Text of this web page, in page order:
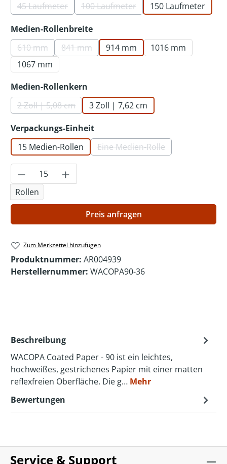
45 Laufmeter(Diese Option ist zurzeit nicht verfügbar.)
100 Laufmeter(Diese Option ist zurzeit nicht
150 Laufmeter
Medien-Rollenbreiteauswählen
610 mm(Diese Option ist zurzeit nicht verfügbar.)
841 mm(Diese Option ist zurzeit nicht verfügbar.)
914 mm
1016 mm
1067 mm
Medien-Rollenkern
2 Zoll | 5,08 cm(Diese Option ist zurzeit nicht verfügbar.)
3 Zoll | 7,62 cm
Verpackungs-Einheitauswählen
15 Medien-Rollen
Eine Medien-Rolle(Diese Option ist zurzeit
Produkt Anzahl: Gib den gewünschten
Rollen
Preis anfragen
Zum Merkzettel hinzufügen
Produktnummer: AR004939
Herstellernummer: WACOPA90-36
Beschreibung
WACOPA Coated Paper - 90 ist ein leichtes,
hochweißes, gestrichenes Papier mit einer matten
reflexfreien Oberfläche. Die g… Mehr
Bewertungen
Service & Support